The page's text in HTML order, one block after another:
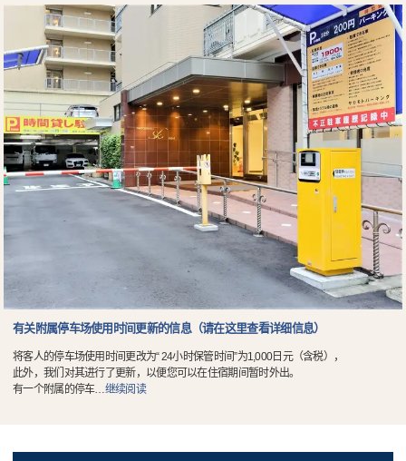
有关附属停车场使用时间更新的信息（请在这里查看详细信息）
将客人的停车场使用时间更改为“ 24小时保管时间”为1,000日元（含税），
此外，我们对其进行了更新，以便您可以在住宿期间暂时外出。
有一个附属的停车…继续阅读